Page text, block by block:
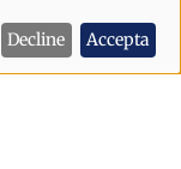
Decline Accepta